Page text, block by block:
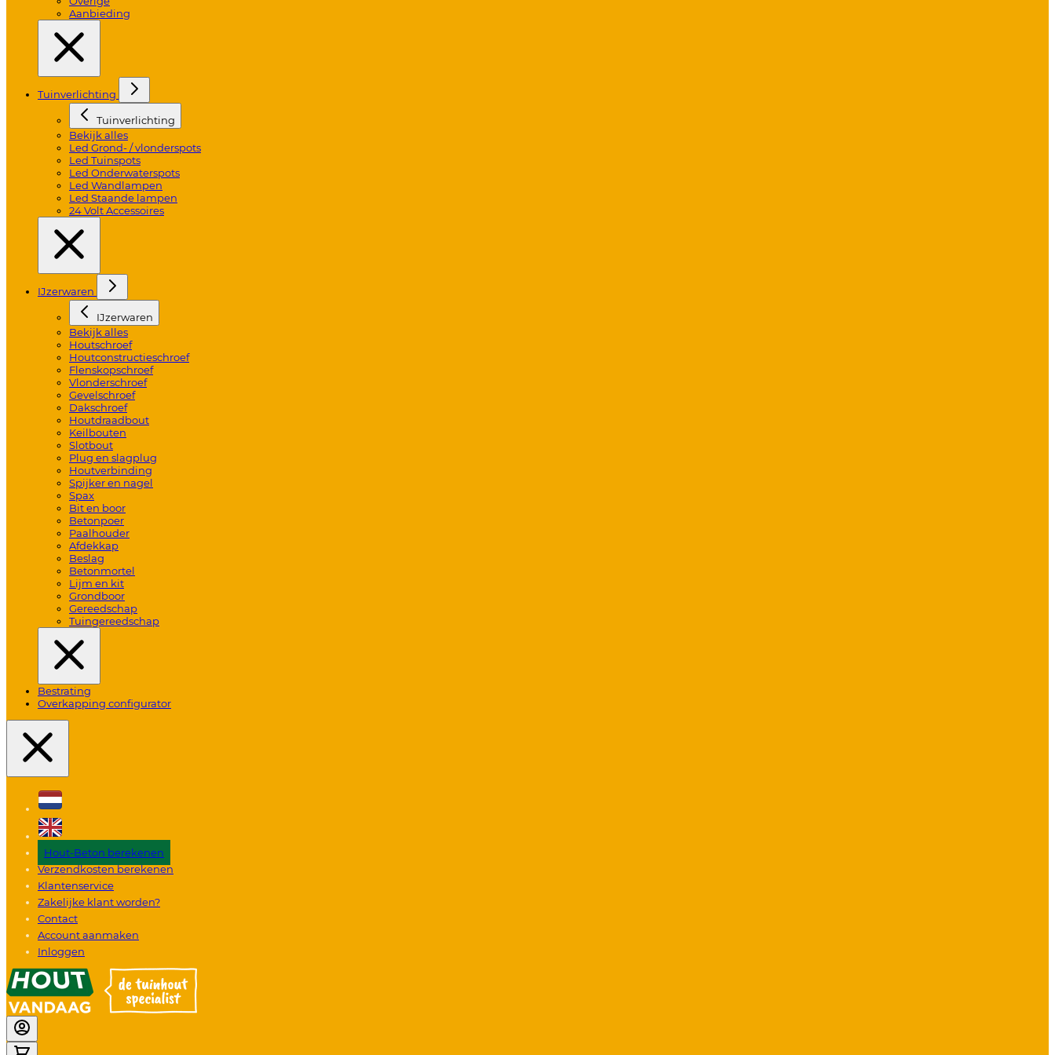
Aanbieding
Tuinverlichting
Tuinverlichting
Bekijk alles
Led Grond- / vlonderspots
Led Tuinspots
Led Onderwaterspots
Led Wandlampen
Led Staande lampen
24 Volt Accessoires
IJzerwaren
IJzerwaren
Bekijk alles
Houtschroef
Houtconstructieschroef
Flenskopschroef
Vlonderschroef
Gevelschroef
Dakschroef
Houtdraadbout
Keilbouten
Slotbout
Plug en slagplug
Houtverbinding
Spijker en nagel
Spax
Bit en boor
Betonpoer
Paalhouder
Afdekkap
Beslag
Betonmortel
Lijm en kit
Grondboor
Gereedschap
Tuingereedschap
Bestrating
Overkapping configurator
Hout-Beton berekenen
Verzendkosten berekenen
Klantenservice
Zakelijke klant worden?
Contact
Account aanmaken
Inloggen